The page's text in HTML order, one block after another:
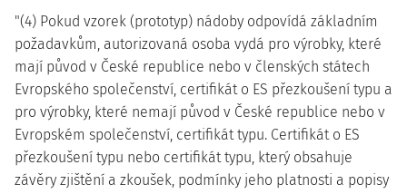
"(4) Pokud vzorek (prototyp) nádoby odpovídá základním
požadavkům, autorizovaná osoba vydá pro výrobky, které
mají původ v České republice nebo v členských státech
Evropského společenství, certifikát o ES přezkoušení typu a
pro výrobky, které nemají původ v České republice nebo v
Evropském společenství, certifikát typu. Certifikát o ES
přezkoušení typu nebo certifikát typu, který obsahuje
závěry zjištění a zkoušek, podmínky jeho platnosti a popisy